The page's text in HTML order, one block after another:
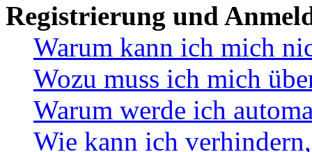
Registrierung und
Warum kann ich mich
Wozu muss ich mich
Warum werde ich
Wie kann ich